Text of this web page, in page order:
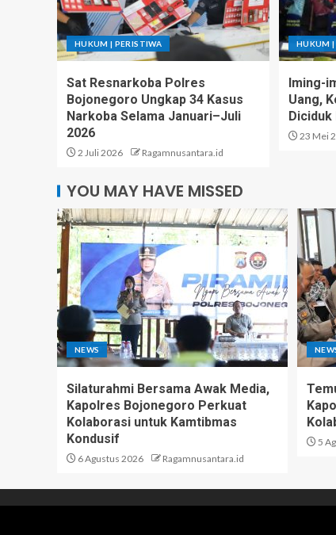
HUKUM | PERISTIWA
Sat Resnarkoba Polres
Bojonegoro Ungkap 34 Kasus
Narkoba Selama Januari–Juli
2026
2 Juli 2026 Ragamnusantara.id
HUKUM |
Iming-
Uang,
23 Mei
YOU MAY HAVE MISSED
NEWS
Silaturahmi Bersama Awak Media,
Kapolres Bojonegoro Perkuat
Kolaborasi untuk Kamtibmas
Kondusif
6 Agustus 2026 Ragamnusantara.id
5